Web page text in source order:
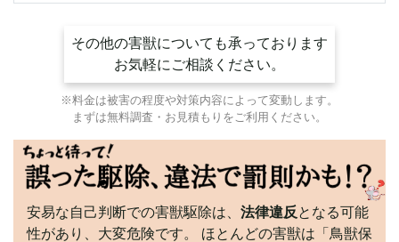
その他の害獣についても承っております
お気軽にご相談ください。
※料金は被害の程度や対策内容によって変動します。
まずは無料調査・お見積もりをご利用ください。
安易な自己判断での害獣駆除は、 法律違反 となる可能
性があり、大変危険です。 ほとんどの害獣は「鳥獣保